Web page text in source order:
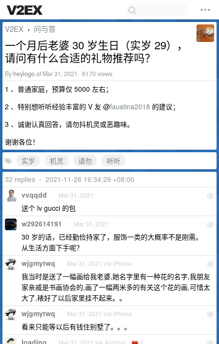
V2EX › 问与答
一个月后老婆 30 岁生日（实岁 29），
请问有什么合适的礼物推荐吗？
By heylogoat Mar 31, 2021 · 6170 views
1 、普通家庭，预算仅 5000 左右；
2 、特别想听听经验丰富的 V 友 @faustina2018 的建议；
3 、诚谢认真回答，请勿抖机灵或恶趣味。
谢谢各位！
实岁
机灵 请勿
听听
32 replies • 2021-11-26 16:34:29 +08:00
1
vvqqdd Mar 31, 2021
送个 lv gucci 的包
2
w292614191 Mar 31, 2021
30 岁的话，已经勤俭持家了，服饰一类的大概率不是刚需。
从生活方面下手呢？
3
wjgmytwq Mar 31, 2021 via iPhone
我当时是送了一幅画给我老婆,她名字里有一种花的名字,我朋友
家亲戚是书画协会的,画了一幅两米多的有关这个花的画,可惜太
大了,裱好了以后家里挂不起来。。
4
wjgmytwq Mar 31, 2021 via iPhone
看来只能等以后有钱住别墅了。。。
loading Mar 31, 2021 via Android 2